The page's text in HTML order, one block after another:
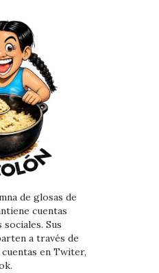
de glosas de
cuentas
Sus
a través de
en Twiter,